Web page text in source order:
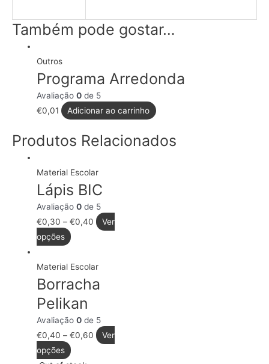
Também pode gostar…
Outros
Programa Arredonda
Avaliação0 de 5
€0,01 Adicionar ao carrinho
Produtos Relacionados
Material Escolar
Lápis BIC
Avaliação0 de 5
€0,30 –€0,40
Ver
opções
Material Escolar
Borracha
Pelikan
Avaliação0 de 5
€0,40 –€0,60
Ver
opções